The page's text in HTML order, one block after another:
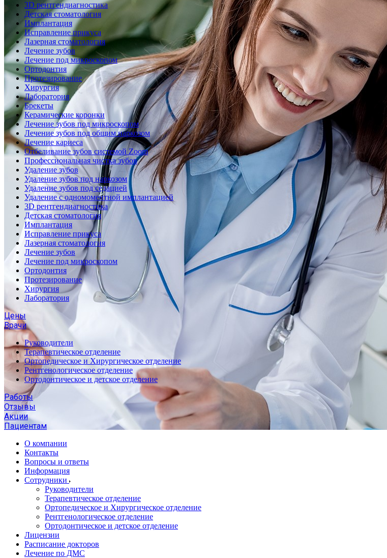
3D рентгендиагностика
Детская стоматология
Имплантация
Исправление прикуса
Лазерная стоматология
Лечение зубов
Лечение под микроскопом
Ортодонтия
Протезирование
Хирургия
Лаборатория
Брекеты
Керамические коронки
Лечение зубов под микроскопом
Лечение зубов под общим наркозом
Лечение кариеса
Отбеливание зубов системой Zoom
Профессиональная чистка зубов
Удаление зубов
Удаление зубов под наркозом
Удаление зубов под седацией
Удаление с одномоментной имплантацией
3D рентгендиагностика
Детская стоматология
Имплантация
Исправление прикуса
Лазерная стоматология
Лечение зубов
Лечение под микроскопом
Ортодонтия
Протезирование
Хирургия
Лаборатория
Цены
Врачи
Руководители
Терапевтическое отделение
Ортопедическое и Хирургическое отделение
Рентгенологическое отделение
Ортодонтическое и детское отделение
Работы
Отзывы
Акции
Пациентам
О компании
Контакты
Вопросы и ответы
Информация
Сотрудники
Руководители
Терапевтическое отделение
Ортопедическое и Хирургическое отделение
Рентгенологическое отделение
Ортодонтическое и детское отделение
Лицензии
Расписание докторов
Лечение по ДМС